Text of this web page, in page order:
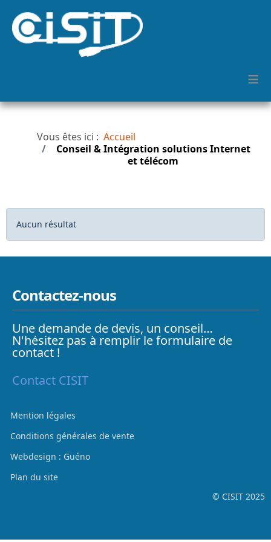
≡
Vous êtes ici : Accueil
Conseil & Intégration solutions Internet
et télécom
Info
Aucun résultat
Contactez-nous
Une demande de devis, un conseil…
N'hésitez pas à remplir le formulaire de
contact !
Contact CISIT
Mention légales
Conditions générales de vente
Webdesign : Guéno
Plan du site
© CISIT 2025